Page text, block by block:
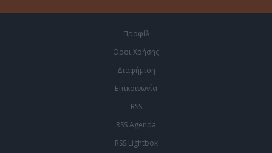
Προφίλ
Οροι Χρήσης
Διαφήμιση
Επικοινωνία
RSS
RSS Agenda
RSS Lightbox